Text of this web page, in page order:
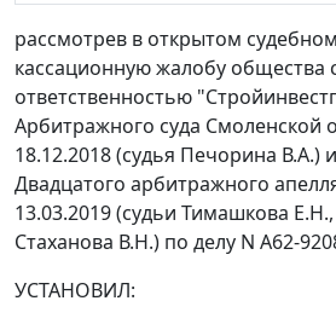
рассмотрев в открытом
кассационную жалобу общества
ответственностью
Арбитражного суда Смоленской
18.12.2018 (судья Печорина В.А.)
Двадцатого арбитражного
13.03.2019 (судьи Тимашкова
Стаханова В.Н.) по делу N А62-
УСТАНОВИЛ: